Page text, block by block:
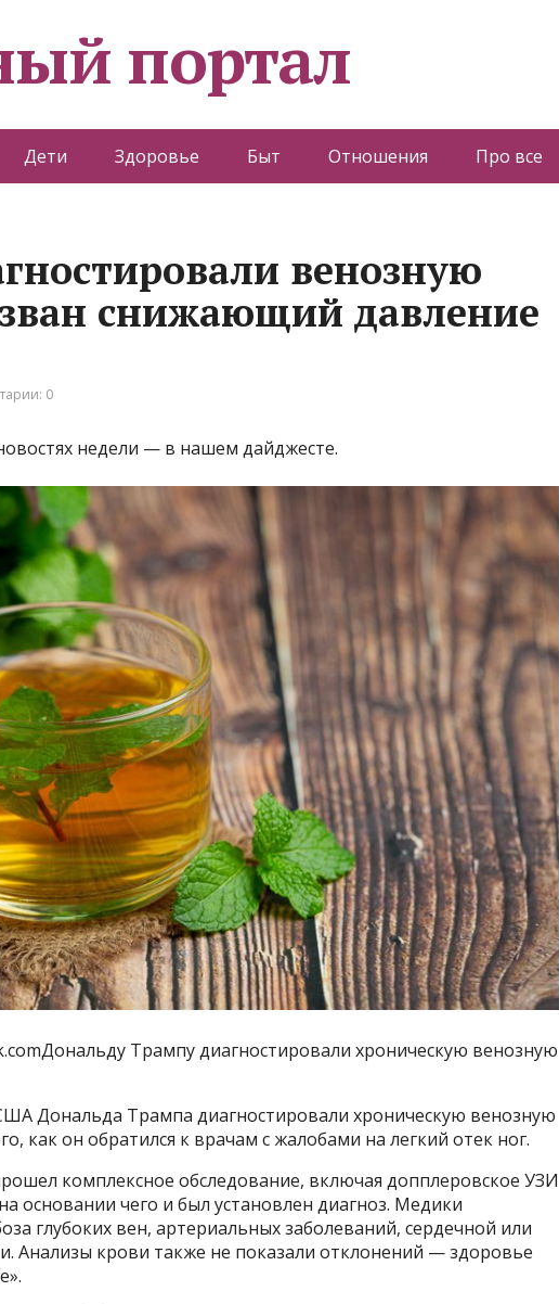
портал
Дети Здоровье Быт Отношения Про все
венозную
снижающий давление
0
недели — в нашем дайджесте.
Трампу диагностировали хроническую венозную
Дональда Трампа диагностировали хроническую венозную
как он обратился к врачам с жалобами на легкий отек ног.
комплексное обследование, включая допплеровское УЗИ
основании чего и был установлен диагноз. Медики
глубоких вен, артериальных заболеваний, сердечной или
Анализы крови также не показали отклонений — здоровье